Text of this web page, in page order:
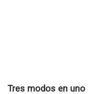
Tres modos en uno